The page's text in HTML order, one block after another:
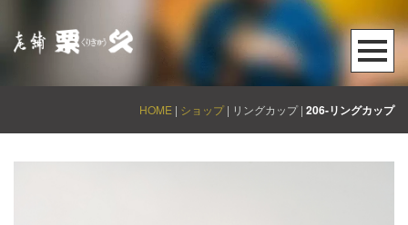
HOME | ショップ | リングカップ | 206-リングカップ